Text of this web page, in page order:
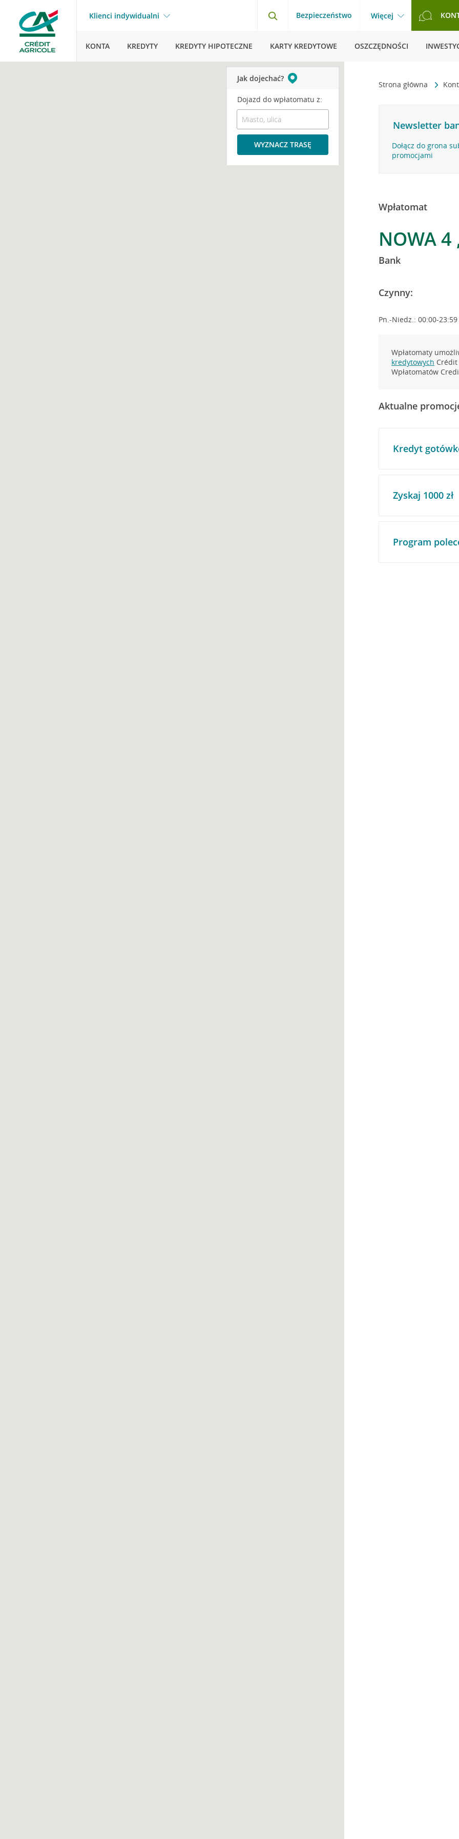
Klienci indywidualni Bezpieczeństwo Więcej
KONTA KREDYTY KREDYTY HIPOTECZNE KARTY KREDYTOWE OSZCZĘDNOŚCI
Strona główna
Newsletter
Dołącz do grona
promocjami
Wpłatomat
NOWA 4
Bank
Czynny:
Pn.-Niedz.: 00:00-23:59
Wpłatomaty
kredytowych
Wpłatomatów
Aktualne
Kredyt
Zyskaj 1000 zł
Program
Jak dojechać?
Dojazd do wpłatomatu z:
WYZNACZ TRASĘ